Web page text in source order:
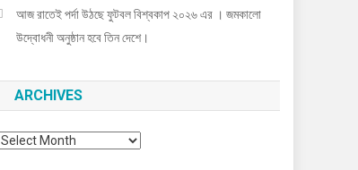
আজ রাতেই পর্দা উঠছে ফুটবল বিশ্বকাপ ২০২৬ এর । জমকালো
উদ্বোধনী অনুষ্ঠান হবে তিন দেশে।
ARCHIVES
Archives